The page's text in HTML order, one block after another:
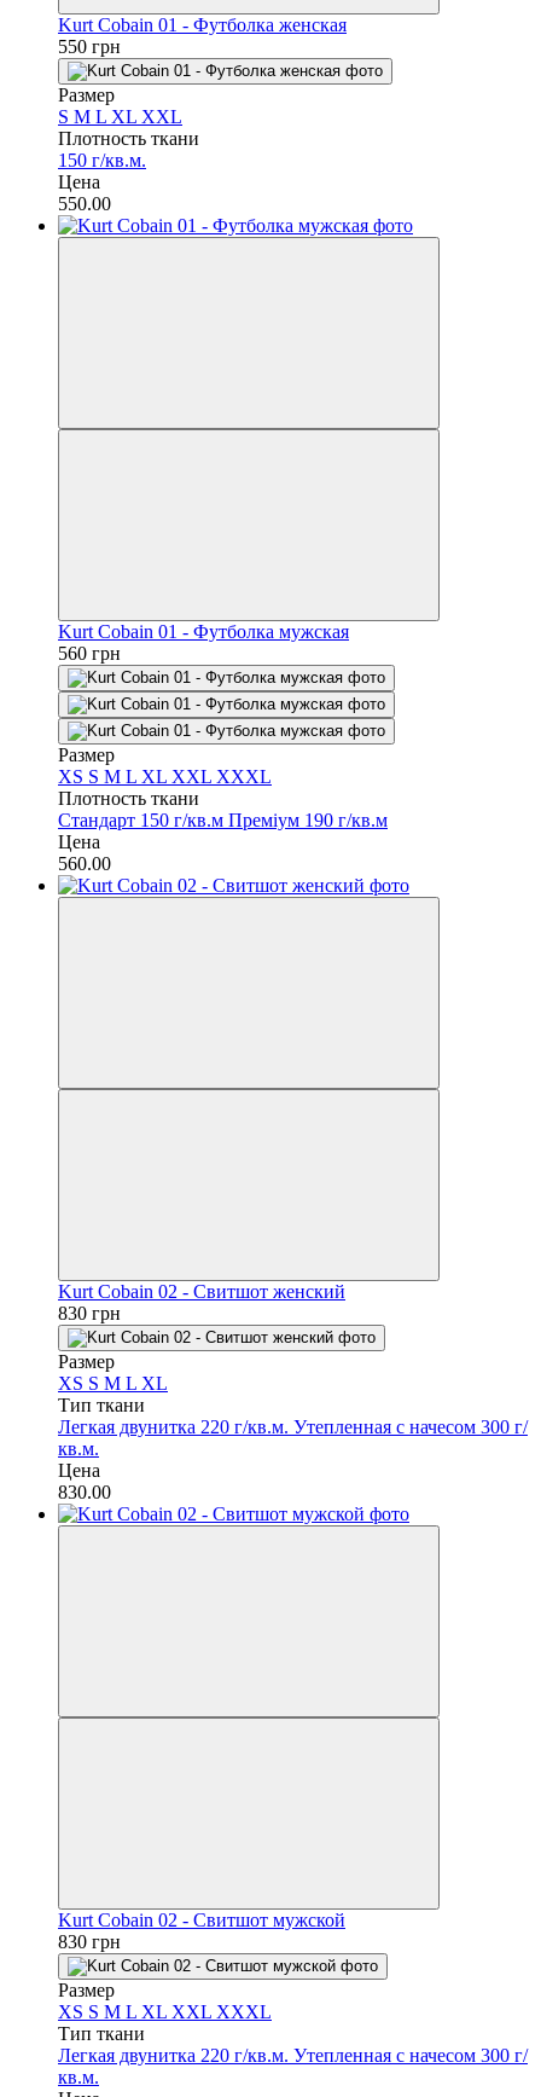
Kurt Cobain 01 - Футболка женская
550 грн
Размер
S M L XL XXL
Плотность ткани
150 г/кв.м.
Цена
550.00
Kurt Cobain 01 - Футболка мужская
560 грн
Размер
XS S M L XL XXL XXXL
Плотность ткани
Стандарт 150 г/кв.м Преміум 190 г/кв.м
Цена
560.00
Kurt Cobain 02 - Свитшот женский
830 грн
Размер
XS S M L XL
Тип ткани
Легкая двунитка 220 г/кв.м. Утепленная с начесом 300 г/
кв.м.
Цена
830.00
Kurt Cobain 02 - Свитшот мужской
830 грн
Размер
XS S M L XL XXL XXXL
Тип ткани
Легкая двунитка 220 г/кв.м. Утепленная с начесом 300 г/
кв.м.